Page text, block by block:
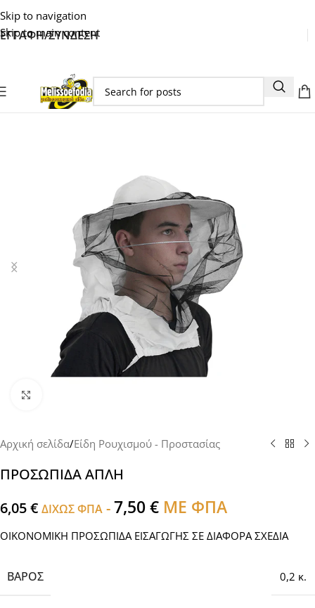
Skip to navigation
Skip to main content
ΕΓΓΑΦΗ/ΣΥΝΔΕΣΗ
Αρχική σελίδα/Είδη Ρουχισμού - Προστασίας
ΠΡΟΣΩΠΙΔΑ ΑΠΛΗ
6,05€ ΔΙΧΩΣ ΦΠΑ -7,50€ ΜΕ ΦΠΑ
ΟΙΚΟΝΟΜΙΚΗ ΠΡΟΣΩΠΙΔΑ ΕΙΣΑΓΩΓΗΣ ΣΕ ΔΙΑΦΟΡΑ ΣΧΕΔΙΑ
ΒΆΡΟΣ 0,2 κ.